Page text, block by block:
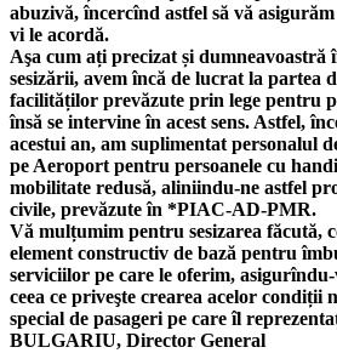
abuzivă, încercînd astfel să vă
vi le acordă.
Aşa cum ați precizat și dumneavoastră
sesizării, avem încă de lucrat la partea
facilităților prevăzute prin lege pentru
însă se intervine în acest sens. Astfel,
acestui an, am suplimentat personalul
pe Aeroport pentru persoanele cu
mobilitate redusă, aliniindu-ne astfel
civile, prevăzute în *PIAC-AD-PMR.
Vă mulțumim pentru sesizarea făcută,
element constructiv de bază pentru
serviciilor pe care le oferim,
ceea ce priveşte crearea acelor condiții
special de pasageri pe care îl
BULGARIU, Director General